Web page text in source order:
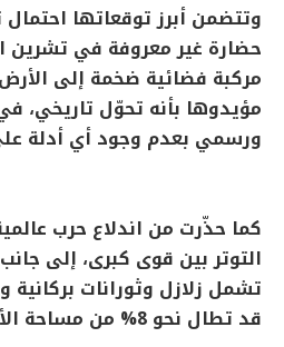
وتتضمن أبرز توقعاتها
مركبة فضائية ضخمة إلى
مؤيدوها بأنه تحوّل
ورسمي بعدم وجود أي أدلة
كما حذّرت من اندلاع حرب
التوتر بين قوى كبرى، إلى
تشمل زلازل وثورانات
قد تطال نحو 8% من مساحة الأرض.